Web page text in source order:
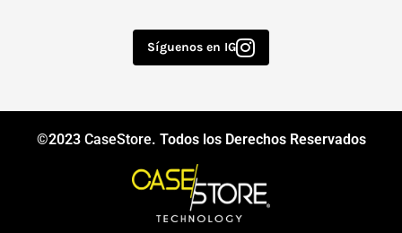
Síguenos en IG
©2023 CaseStore. Todos los Derechos Reservados